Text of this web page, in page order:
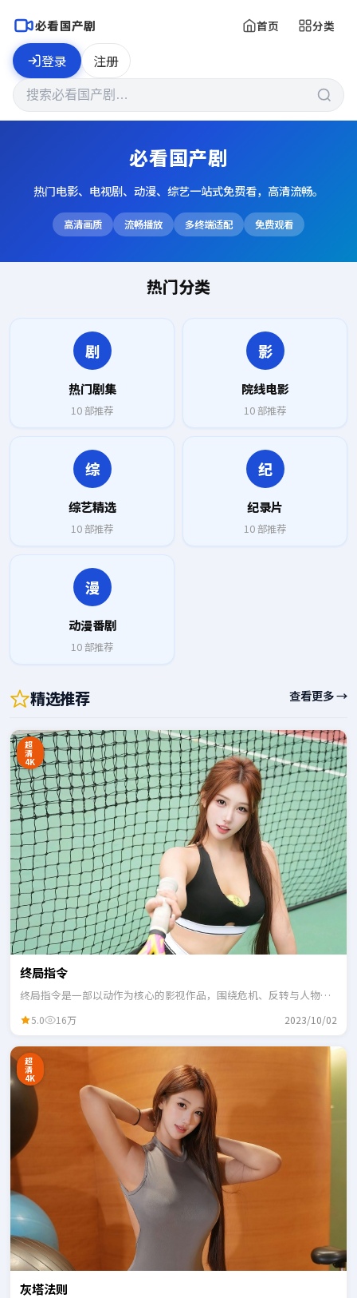
必看国产剧 首页 分类
登录 注册
必看国产剧
热门电影、电视剧、动漫、综艺一站式免费看，高清流畅。
高清画质 流畅播放 多终端适配 免费观看
热门分类
剧
热门剧集
10部推荐
影
院线电影
10部推荐
综
综艺精选
10部推荐
纪
纪录片
10部推荐
漫
动漫番剧
10部推荐
精选推荐 查看更多 →
超
清
4K
终局指令
终局指令是一部以动作为核心的影视作品，围绕危机、反转与人物成
5.0 16万 2023/10/02
超
清
4K
灰塔法则